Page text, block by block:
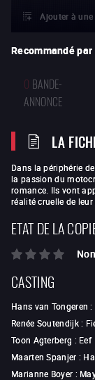
Ajouter à
Recommandé par
0 BANDE-
ANNONCE
LA
Dans la périphérie
la passion du
romance. Ils vont
réalité cruelle de leur
ETAT DE LA
CASTING
Hans van Tongeren :
Renée Soutendijk:
Toon Agterberg : Eef
Maarten Spanjer :
Marianne Boyer :